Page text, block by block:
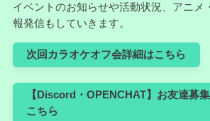
イベントのお知らせや活動状況、アニメ
報発信もしていきます。
次回カラオケオフ会詳細はこちら
【Discord・OPENCHAT】お友達募
こちら